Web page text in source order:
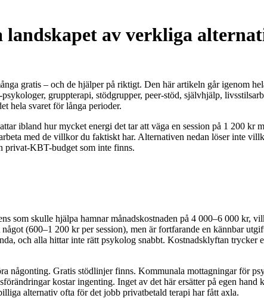
av verkliga
gratis – och de hjälper på riktigt. Den här artikeln går igenom
gruppterapi, stödgrupper, peer-stöd, självhjälp,
hela svaret för långa perioder.
ibland hur mycket energi det tar att väga en session på 1 200 kr
med de villkor du faktiskt har. Alternativen nedan löser inte
privat-KBT-budget som inte finns.
som skulle hjälpa hamnar månadskostnaden på 4 000–6 000 kr,
(600–1 200 kr per session), men är fortfarande en kännbar
och alla hittar inte rätt psykolog snabbt. Kostnadsklyftan trycker
någonting. Gratis stödlinjer finns. Kommunala mottagningar för
kostar ingenting. Inget av det här ersätter på egen
alternativ ofta för det jobb privatbetald terapi har fått axla.